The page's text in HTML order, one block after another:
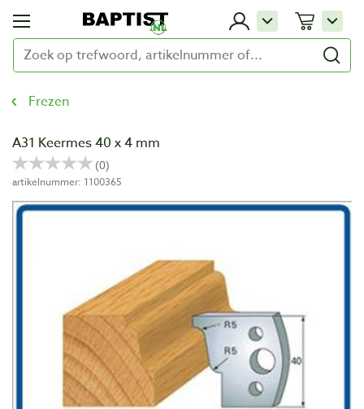
Frezen
A31 Keermes 40 x 4 mm
artikelnummer: 1100365